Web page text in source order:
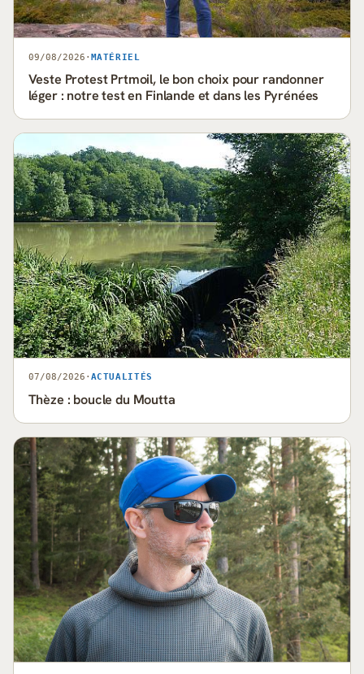
09/08/2026 · MATÉRIEL
Veste Protest Prtmoil, le bon choix pour randonner
léger : notre test en Finlande et dans les Pyrénées
07/08/2026 · ACTUALITÉS
Thèze : boucle du Moutta